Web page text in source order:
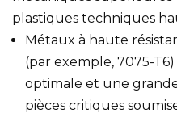
plastiques techniques
Métaux à haute
(par exemple, 7075-
optimale et une
pièces critiques